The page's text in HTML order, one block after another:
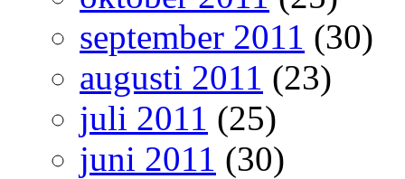
september 2011 (30)
augusti 2011 (23)
juli 2011 (25)
juni 2011 (30)